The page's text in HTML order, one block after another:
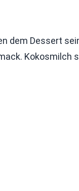
dem Dessert
Kokosmilch